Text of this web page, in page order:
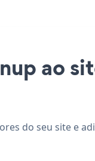
ao
do seu site e